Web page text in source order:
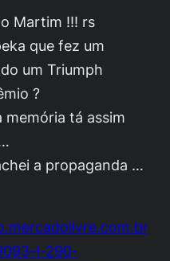
Martim !!! rs
que fez um
um Triumph
?
memória tá assim
a propaganda …
290-